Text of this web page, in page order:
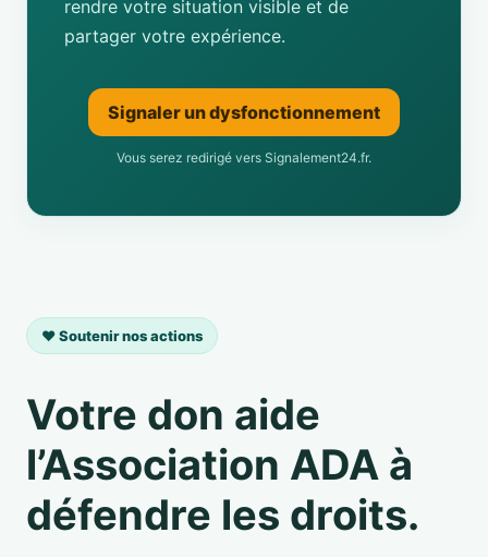
rendre votre situation visible et de
partager votre expérience.
Signaler un dysfonctionnement
Vous serez redirigé vers Signalement24.fr.
❤️ Soutenir nos actions
Votre don aide
l’Association ADA à
défendre les droits.